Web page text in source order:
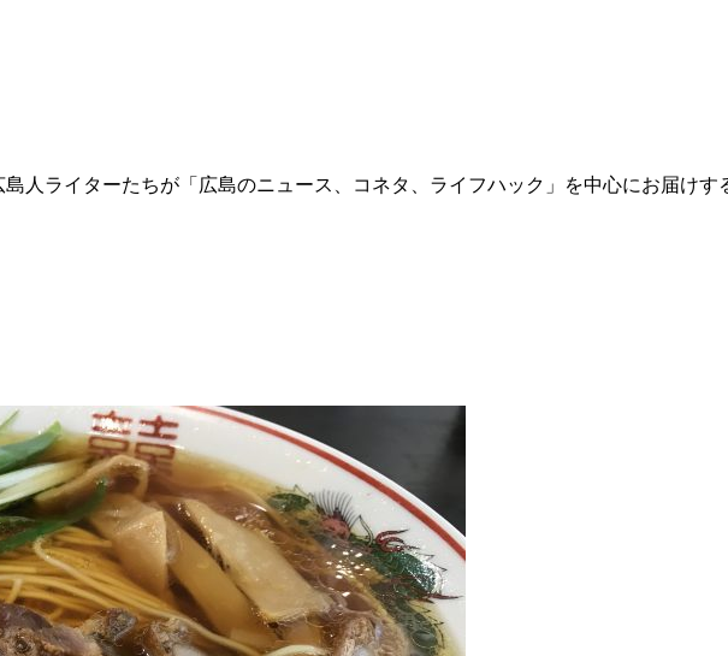
人ライターたちが「広島のニュース、コネタ、ライフハック」を中心にお届け